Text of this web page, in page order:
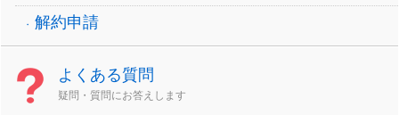
解約申請
よくある質問
疑問・質問にお答えします